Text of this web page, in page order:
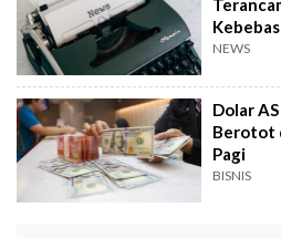
NEWS
Dolar
Berotot
Pagi
BISNIS